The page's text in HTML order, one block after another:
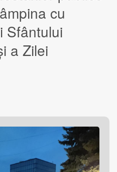
cu
Sfântului
a Zilei